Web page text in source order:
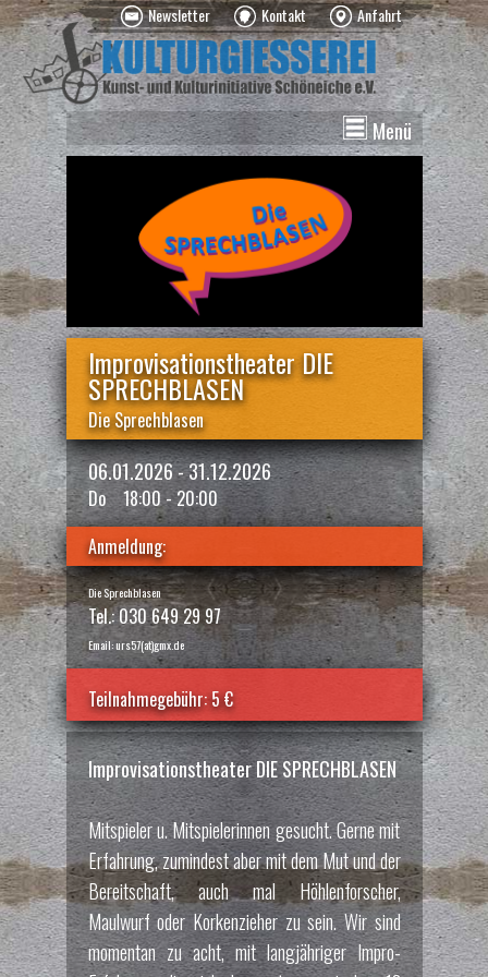
Newsletter Kontakt Anfahrt
Menü
News
Veranstaltungen
Vermietung
Spenden
Improvisationstheater DIE
SPRECHBLASEN
Die Sprechblasen
06.01.2026 - 31.12.2026
Do
18:00 - 20:00
Anmeldung:
Die Sprechblasen
Tel.: 030 649 29 97
Email: urs57(at)gmx.de
Teilnahmegebühr: 5 €
Improvisationstheater DIE SPRECHBLASEN
Mitspieler u. Mitspielerinnen gesucht. Gerne mit
Erfahrung, zumindest aber mit dem Mut und der
Bereitschaft, auch mal Höhlenforscher,
Maulwurf oder Korkenzieher zu sein. Wir sind
momentan zu acht, mit langjähriger Impro-